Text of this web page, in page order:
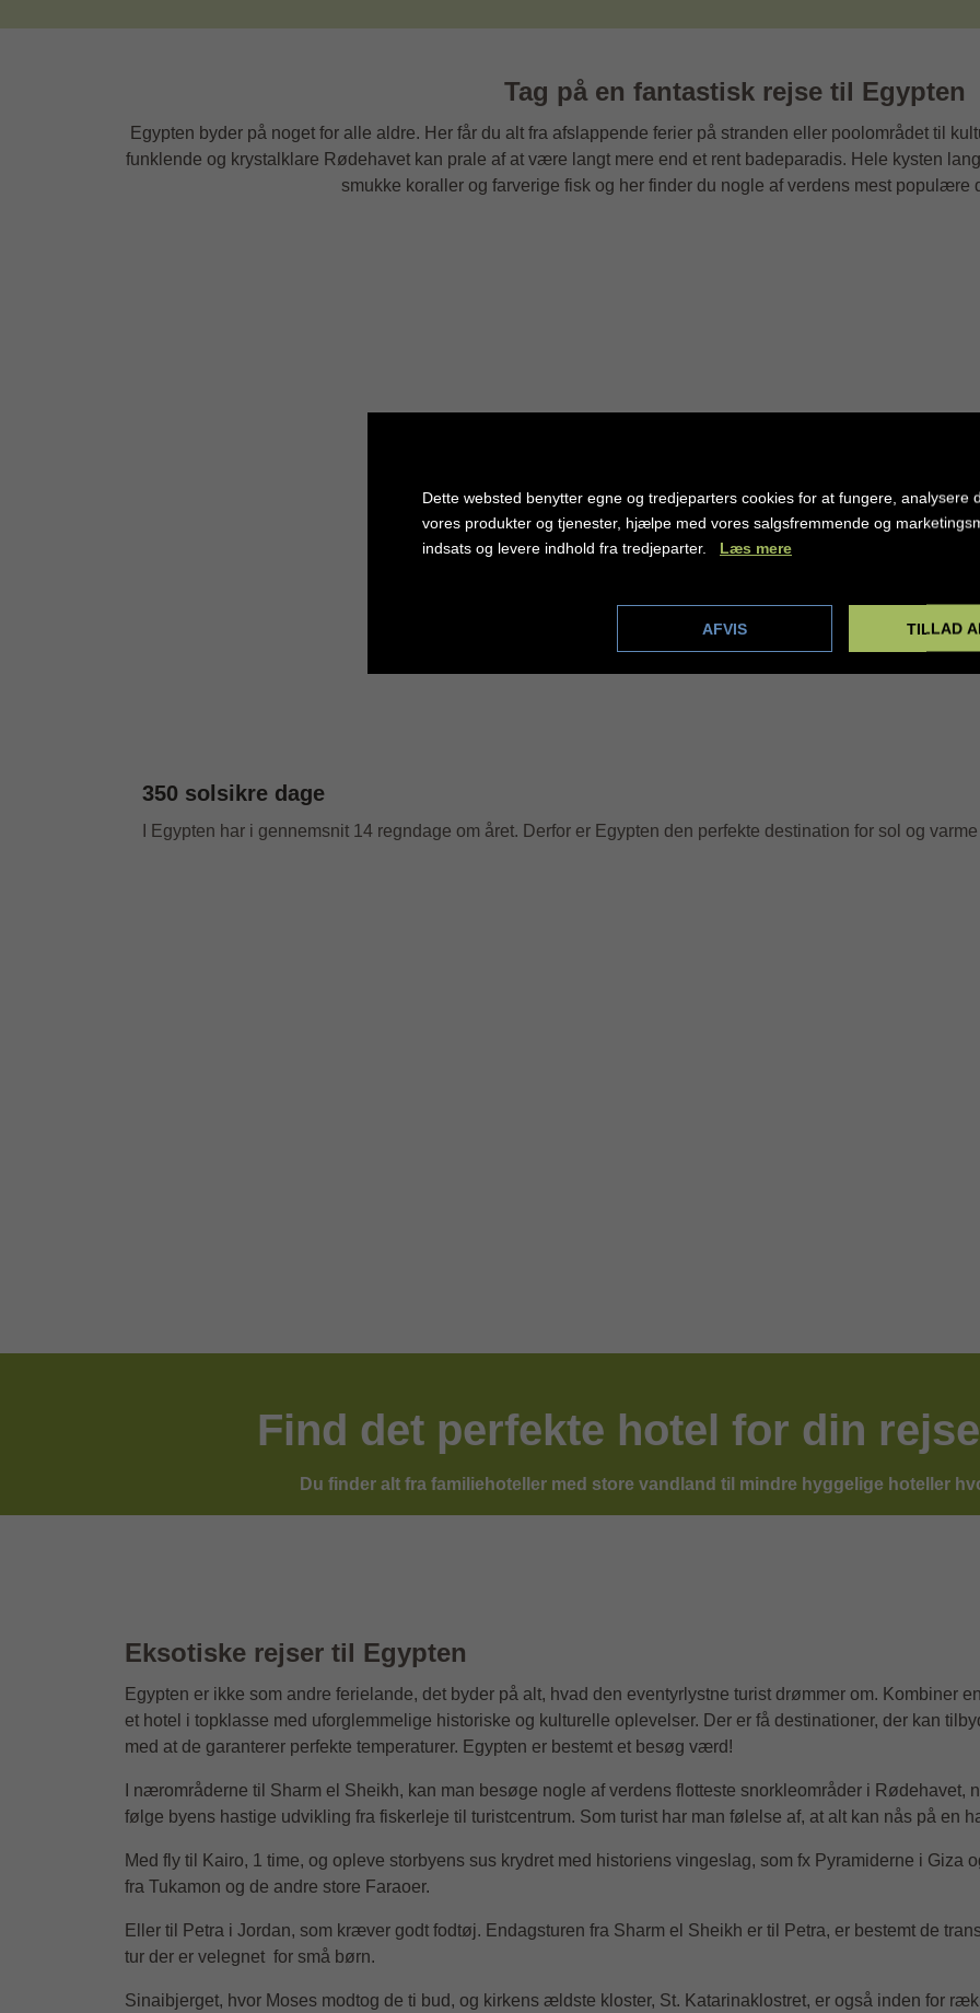
Tag på en fantastisk rejse til Egypten
Egypten byder på noget for alle aldre. Her får du alt fra afslappende ferier på stranden eller poolområdet til
funklende og krystalklare Rødehavet kan prale af at være langt mere end et rent badeparadis. Hele kysten
smukke koraller og farverige fisk og her finder du nogle af verdens mest populære
350 solsikre dage
I Egypten har i gennemsnit 14 regndage om året. Derfor er Egypten den perfekte destination for sol og
Find det perfekte hotel for din
Du finder alt fra familiehoteller med store vandland til mindre hyggelige hoteller
Eksotiske rejser til Egypten
Egypten er ikke som andre ferielande, det byder på alt, hvad den eventyrlystne turist drømmer om. Kombiner
et hotel i topklasse med uforglemmelige historiske og kulturelle oplevelser. Der er få destinationer, der kan
med at de garanterer perfekte temperaturer. Egypten er bestemt et besøg værd!
I nærområderne til Sharm el Sheikh, kan man besøge nogle af verdens flotteste snorkleområder i Rødehavet,
følge byens hastige udvikling fra fiskerleje til turistcentrum. Som turist har man følelse af, at alt kan nås på en
Med fly til Kairo, 1 time, og opleve storbyens sus krydret med historiens vingeslag, som fx Pyramiderne i Giza
fra Tukamon og de andre store Faraoer.
Eller til Petra i Jordan, som kræver godt fodtøj. Endagsturen fra Sharm el Sheikh er til Petra, er bestemt de
tur der er velegnet for små børn.
Sinaibjerget, hvor Moses modtog de ti bud, og kirkens ældste kloster, St. Katarinaklostret, er også inden for
Dette websted benytter egne og tredjeparters cookies for at fungere, analysere
vores produkter og tjenester, hjælpe med vores salgsfremmende og
indsats og levere indhold fra tredjeparter. Læs mere
AFVIS TILLAD